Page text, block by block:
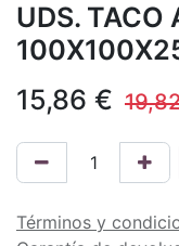
UDS. TACO
15,86 €
Términos y